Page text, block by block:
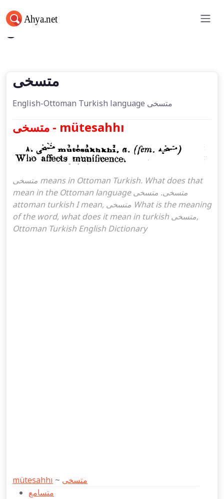
متسخی
متسخی
English-Ottoman Turkish language متسخی
متسخی - mütesahhı
متسخی means in Ottoman Turkish. What does that
mean in the Ottoman language متسخی. متسخی
attoman turkish I mean, متسخی What is the meaning
of the word, what does it mean in turkish متسخی,
Ottoman Turkish English Dictionary
mütesahhı ~ متسخی
متسامع